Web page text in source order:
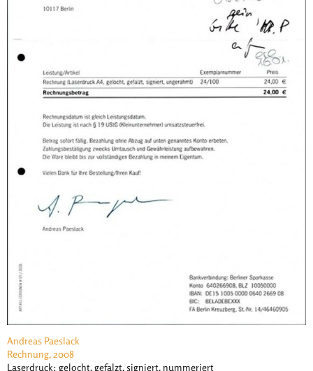
Andreas Paeslack
Rechnung, 2008
Laserdruck: gelocht, gefalzt, signiert, nummeriert